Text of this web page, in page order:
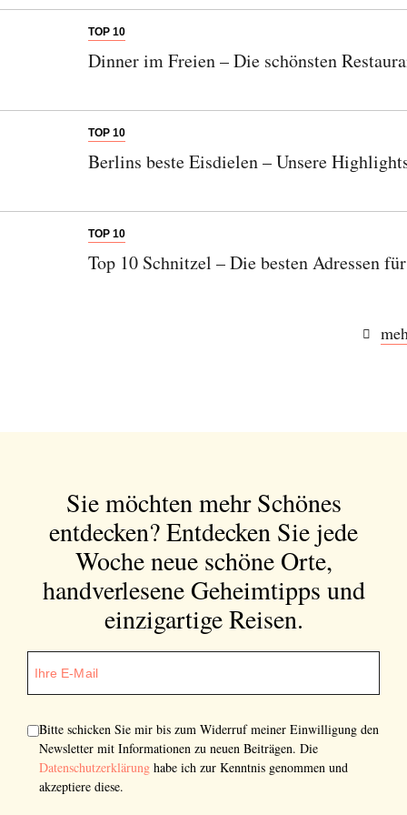
TOP 10
Dinner im Freien – Die schönsten
TOP 10
Berlins beste Eisdielen – Unsere
TOP 10
Top 10 Schnitzel – Die besten Adressen
Sie möchten mehr Schönes
entdecken?Entdecken Sie jede
Woche neue schöne Orte,
handverlesene Geheimtipps und
einzigartige Reisen.
Bitte schicken Sie mir bis zum Widerruf meiner Einwilligung den
Newsletter mit Informationen zu neuen Beiträgen. Die
Datenschutzerklärung habe ich zur Kenntnis genommen und
akzeptiere diese.